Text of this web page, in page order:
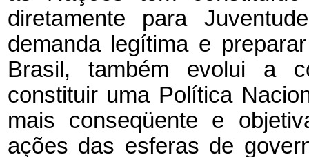
diretamente para
demanda legítima e
Brasil, também evolui a
constituir uma Política
mais conseqüente e
ações das esferas de